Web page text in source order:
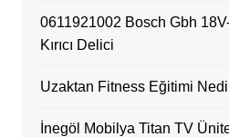
0611921002 Bosch Gbh
Kırıcı Delici
Uzaktan Fitness Eğitimi
İnegöl Mobilya Titan TV